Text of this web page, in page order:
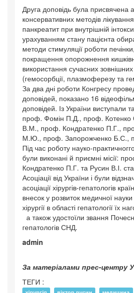
Друга доповідь була присвячена
консервативних методів
панкреатит при внутрішній
урахуванням стану пацієнта
методи стимуляції роботи
покращення опорожнення
використання сучасних зовнішних
(гемосорбції, плазмоферезу та
За два дні роботи Конгресу
доповідей, показано 16
доповідей. Із України виступали
проф. Фомін П.Д., проф.
В.М., проф. Кондратенко П.Г.,
М.Ю., проф. Запорожченко Б.С.,
Під час роботу науко-
були виконані й приємні місії:
Кондратенко П.Г. та Русин В.І.
Асоціації від України і були
асоціації хірургів-гепатологів
внесок у розвиток медичної
хірургії в області гепатології їх
а також удостоїли звання
гепатологів СНД.
admin
За матеріалами прес-центру
ТЕГИ :